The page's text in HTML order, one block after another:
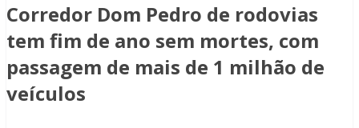
Corredor Dom Pedro de rodovias
tem fim de ano sem mortes, com
passagem de mais de 1 milhão de
veículos